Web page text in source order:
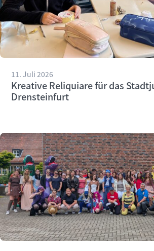
11. Juli 2026
Kreative Reliquiare für das
Drensteinfurt